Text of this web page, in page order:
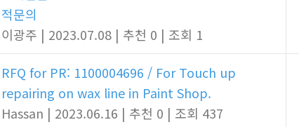
적문의
이광주 | 2023.07.08 | 추천 0 | 조회 1
RFQ for PR: 1100004696 / For Touch up
repairing on wax line in Paint Shop.
Hassan | 2023.06.16 | 추천 0 | 조회 437